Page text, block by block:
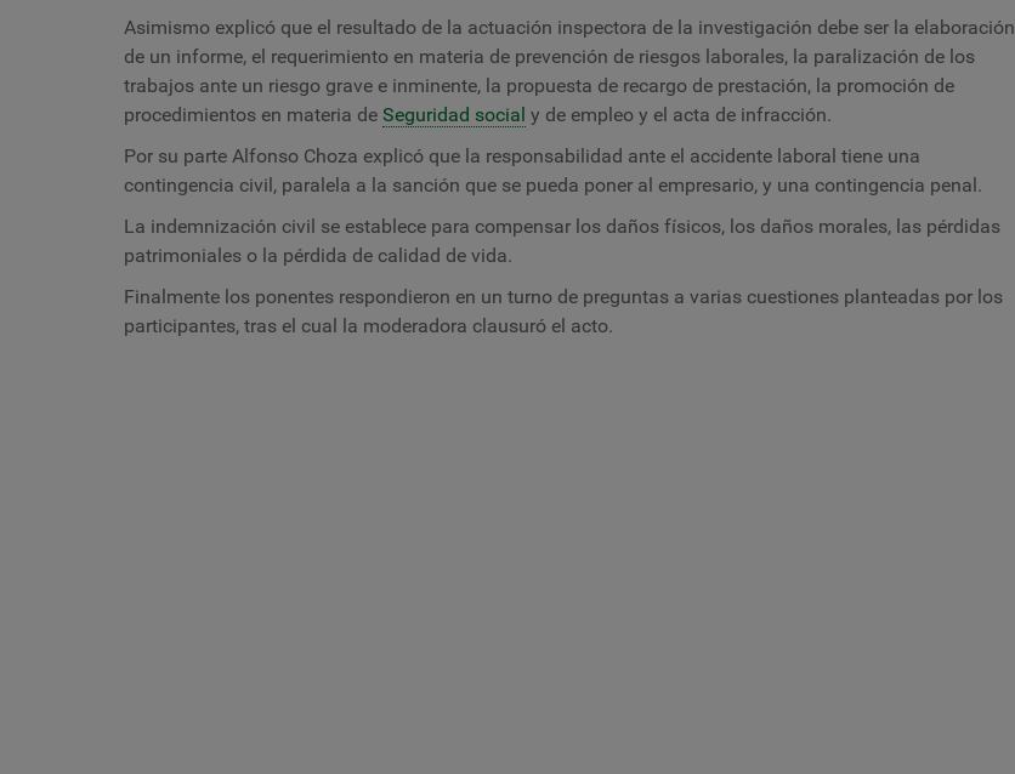
Asimismo explicó que el resultado de la actuación inspectora de la investigación debe ser la elaboración
de un informe, el requerimiento en materia de prevención de riesgos laborales, la paralización de los
trabajos ante un riesgo grave e inminente, la propuesta de recargo de prestación, la promoción de
procedimientos en materia de Seguridad social y de empleo y el acta de infracción.
Por su parte Alfonso Choza explicó que la responsabilidad ante el accidente laboral tiene una
contingencia civil, paralela a la sanción que se pueda poner al empresario, y una contingencia penal.
La indemnización civil se establece para compensar los daños físicos, los daños morales, las pérdidas
patrimoniales o la pérdida de calidad de vida.
Finalmente los ponentes respondieron en un turno de preguntas a varias cuestiones planteadas por los
participantes, tras el cual la moderadora clausuró el acto.